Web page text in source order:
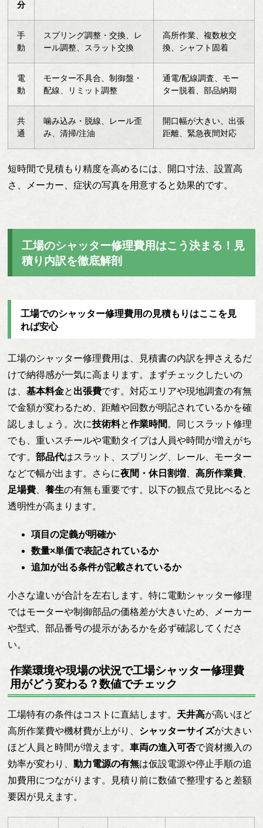
分
手
動
スプリング調整・交換、レ
ール調整、スラット交換
高所作業、複数枚交
換、シャフト固着
電
動
モーター不具合、制御盤・
配線、リミット調整
通電/配線調査、モー
ター脱着、部品納期
共
通
噛み込み・脱線、レール歪
み、清掃/注油
開口幅が大きい、出張
距離、緊急夜間対応
短時間で見積もり精度を高めるには、開口寸法、設置高
さ、メーカー、症状の写真を用意すると効果的です。
工場のシャッター修理費用はこう決まる！見
積り内訳を徹底解剖
工場でのシャッター修理費用の見積もりはここを見
れば安心
工場のシャッター修理費用は、見積書の内訳を押さえるだ
けで納得感が一気に高まります。まずチェックしたいの
は、基本料金と 出張費です。対応エリアや現地調査の有無
で金額が変わるため、距離や回数が明記されているかを確
認しましょう。次に技術料と作業時間。同じスラット修理
でも、重いスチールや電動タイプは人員や時間が増えがち
です。部品代はスラット、スプリング、レール、モーター
などで幅が出ます。さらに夜間・休日割増、 高所作業費、
足場費、養生の有無も重要です。以下の観点で見比べると
透明性が高まります。
項目の定義が明確か
数量×単価で表記されているか
追加が出る条件が記載されているか
小さな違いが合計を左右します。特に電動シャッター修理
ではモーターや制御部品の価格差が大きいため、メーカー
や型式、部品番号の提示があるかを必ず確認してくださ
い。
作業環境や現場の状況で工場シャッター修理費
用がどう変わる？数値でチェック
工場特有の条件はコストに直結します。 天井高が高いほど
高所作業費や機材費が上がり、 シャッターサイズが大きい
ほど人員と時間が増えます。車両の進入可否で資材搬入の
効率が変わり、動力電源の有無は仮設電源や停止手順の追
加費用につながります。見積り前に数値で整理すると差額
要因が見えます。